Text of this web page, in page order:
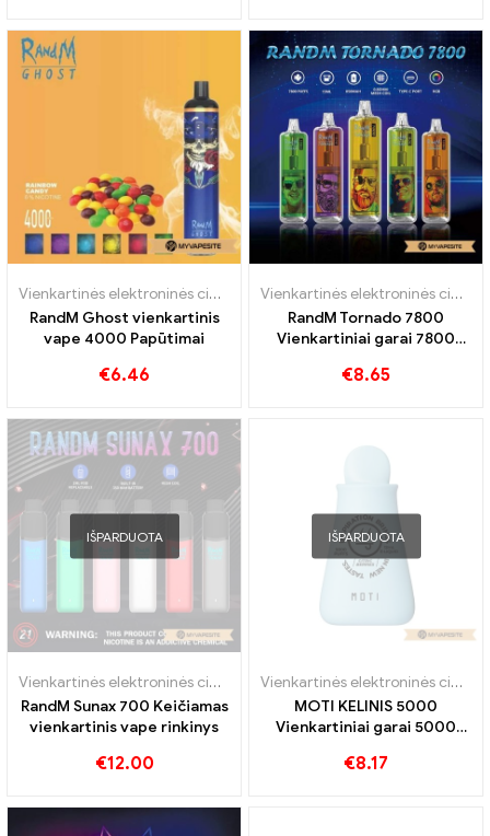
Vienkartinės elektroninės cigaretės
RandM Ghost vienkartinis
vape 4000 Papūtimai
€6.46
Vienkartinės elektroninės cigaretės
RandM Tornado 7800
Vienkartiniai garai 7800
€8.65
IŠPARDUOTA
Vienkartinės elektroninės cigaretės
RandM Sunax 700 Keičiamas
vienkartinis vape rinkinys
€12.00
IŠPARDUOTA
Vienkartinės elektroninės cigaretės
MOTI KELINIS 5000
Vienkartiniai garai 5000
€8.17